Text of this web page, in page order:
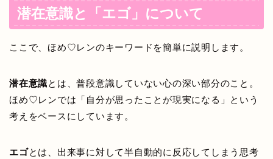
潜在意識と「エゴ」について
ここで、ほめ♡レンのキーワードを簡単に説明します。
潜在意識とは、普段意識していない心の深い部分のこと。
ほめ♡レンでは「自分が思ったことが現実になる」という
考えをベースにしています。
エゴとは、出来事に対して半自動的に反応してしまう思考